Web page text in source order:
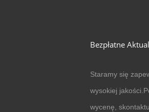
Bezpłatne
Staramy się
wysokiej
wycenę,